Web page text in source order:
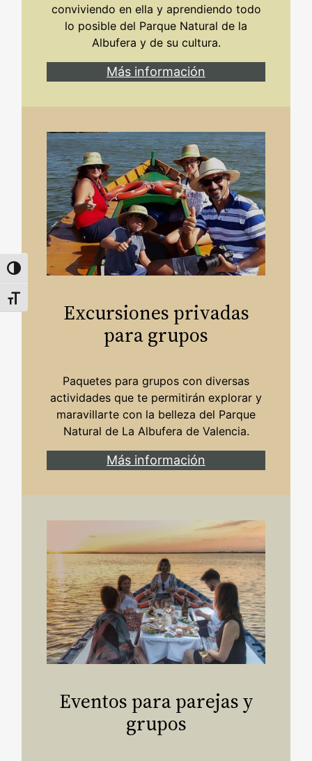
Alternar alto contraste
Alternar tamaño de letra
conviviendo en ella y aprendiendo todo
lo posible del Parque Natural de la
Albufera y de su cultura.
Más información
Excursiones privadas
para grupos
Paquetes para grupos con diversas
actividades que te permitirán explorar y
maravillarte con la belleza del Parque
Natural de La Albufera de Valencia.
Más información
Eventos para parejas y
grupos